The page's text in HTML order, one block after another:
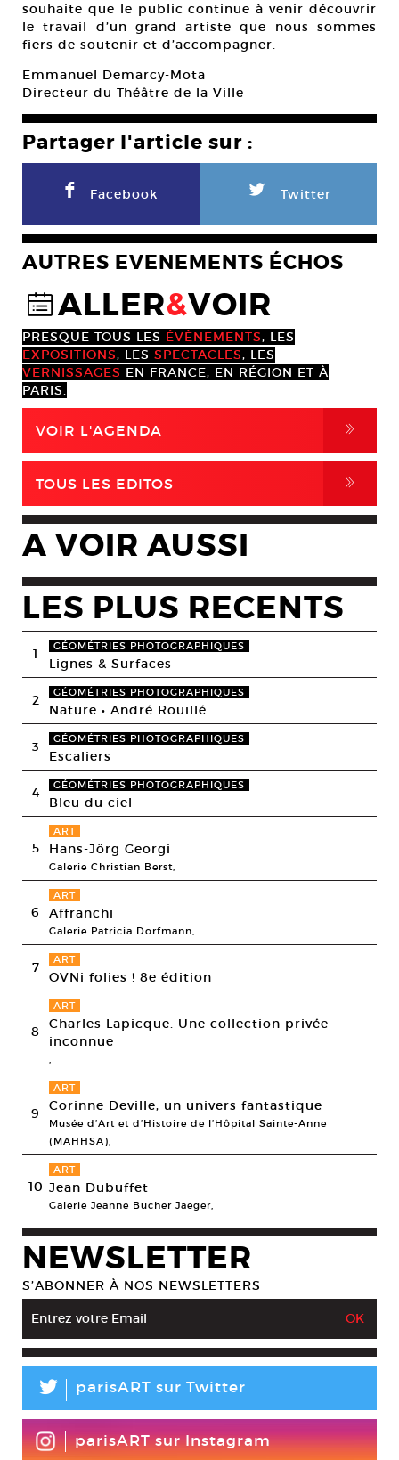
souhaite que le public continue à venir découvrir
le travail d’un grand artiste que nous sommes
fiers de soutenir et d’accompagner.
Emmanuel Demarcy-Mota
Directeur du Théâtre de la Ville
Partager l'article sur :
F Facebook L Twitter
AUTRES EVENEMENTS ÉCHOS
@ALLER&VOIR
PRESQUE TOUS LES ÉVÈNEMENTS, LES
EXPOSITIONS, LES SPECTACLES, LES
VERNISSAGES EN FRANCE, EN RÉGION ET À
PARIS.
VOIR L'AGENDA ,
TOUS LES EDITOS ,
A VOIR AUSSI
LES PLUS RECENTS
1 GÉOMÉTRIES PHOTOGRAPHIQUES
Lignes & Surfaces
2 GÉOMÉTRIES PHOTOGRAPHIQUES
Nature • André Rouillé
3 GÉOMÉTRIES PHOTOGRAPHIQUES
Escaliers
4 GÉOMÉTRIES PHOTOGRAPHIQUES
Bleu du ciel
5
ART
Hans-Jörg Georgi
Galerie Christian Berst,
6
ART
Affranchi
Galerie Patricia Dorfmann,
7 ART
OVNi folies ! 8e édition
8
ART
Charles Lapicque. Une collection privée
inconnue
,
9
ART
Corinne Deville, un univers fantastique
Musée d’Art et d’Histoire de l’Hôpital Sainte-Anne
(MAHHSA),
10
ART
Jean Dubuffet
Galerie Jeanne Bucher Jaeger,
NEWSLETTER
S’ABONNER À NOS NEWSLETTERS
L parisART sur Twitter
parisART sur Instagram